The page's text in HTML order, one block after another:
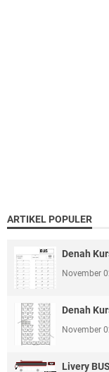
ARTIKEL POPULER
Denah
November
Denah
November
Livery